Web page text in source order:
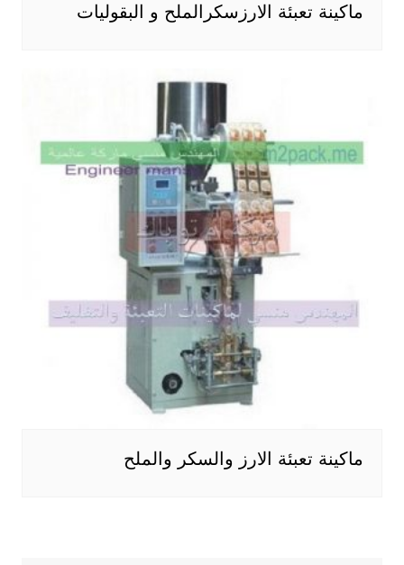
ماكينة تعبئة الارزسكرالملح و البقوليات
ماكينة تعبئة الارز والسكر والملح